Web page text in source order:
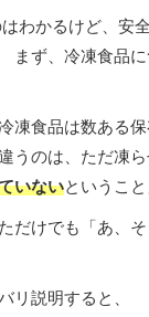
はわかるけど、安
ず、冷凍食品に
凍食品は数ある
うのは、ただ凍
いないということ
だけでも「あ、
リ説明すると、